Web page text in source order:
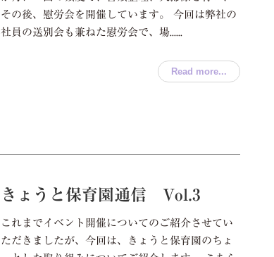
その後、慰労会を開催しています。 今回は弊社の
社員の送別会も兼ねた慰労会で、場......
Read more...
きょうと保育園通信 Vol.3
これまでイベント開催についてのご紹介させてい
ただきましたが、今回は、きょうと保育園のちょ